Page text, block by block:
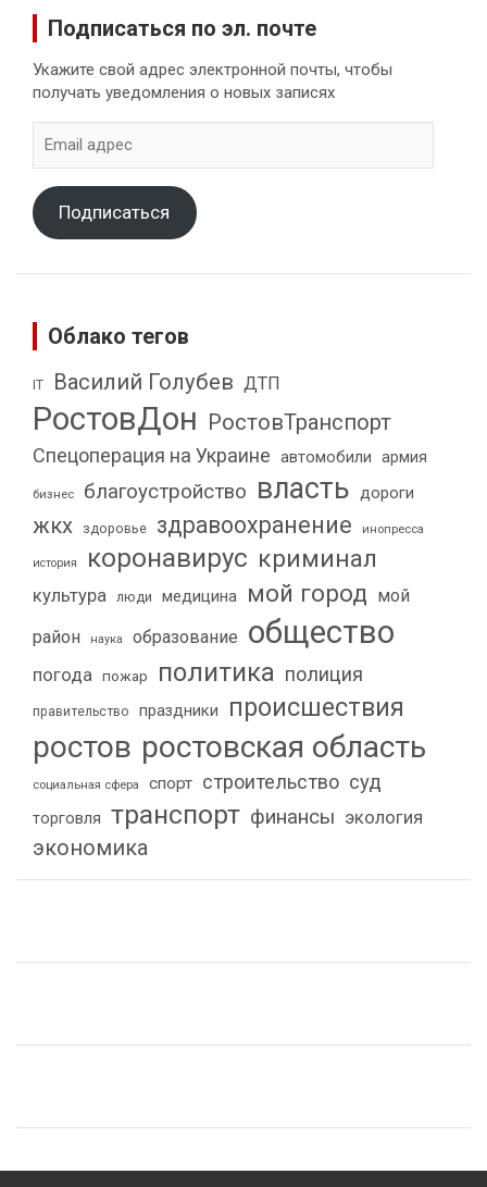
Подписаться по эл. почте
Укажите свой адрес электронной почты, чтобы
получать уведомления о новых записях
адрес
Подписаться
Облако тегов
IT Василий Голубев ДТП
РостовДон РостовТранспорт
Спецоперация на Украине автомобили армия
бизнес благоустройство власть дороги
жкх здоровье здравоохранение инопресса
история коронавирус криминал
культура люди медицина мой город мой
район
наука образование общество
погода пожар политика полиция
правительство праздники происшествия
ростов ростовская область
социальная сфера спорт строительство суд
торговля транспорт финансы экология
экономика